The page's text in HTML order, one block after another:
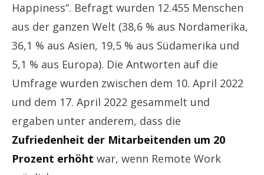
Happiness“. Befragt wurden 12.455 Menschen
aus der ganzen Welt (38,6 % aus Nordamerika,
36,1 % aus Asien, 19,5 % aus Südamerika und
5,1 % aus Europa). Die Antworten auf die
Umfrage wurden zwischen dem 10. April 2022
und dem 17. April 2022 gesammelt und
ergaben unter anderem, dass die
Zufriedenheit der Mitarbeitenden um 20
Prozent erhöht war, wenn Remote Work